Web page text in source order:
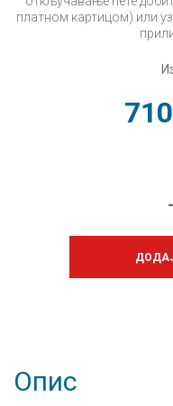
платном картицом) или
-
е-
Опис